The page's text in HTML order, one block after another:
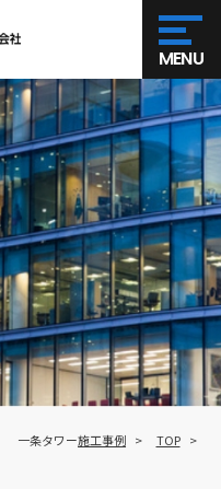
MENU
TOP
施工事例
一条タワー